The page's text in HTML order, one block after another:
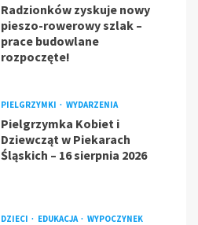
Radzionków zyskuje nowy
pieszo-rowerowy szlak –
prace budowlane
rozpoczęte!
PIELGRZYMKI WYDARZENIA
Pielgrzymka Kobiet i
Dziewcząt w Piekarach
Śląskich – 16 sierpnia 2026
DZIECI EDUKACJA WYPOCZYNEK